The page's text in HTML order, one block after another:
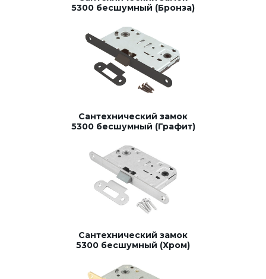
5300 бесшумный (Бронза)
Сантехнический замок
5300 бесшумный (Графит)
Сантехнический замок
5300 бесшумный (Хром)